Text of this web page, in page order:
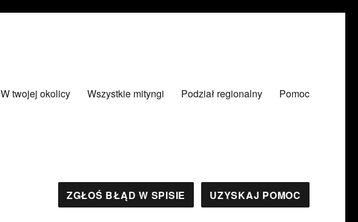
W twojej okolicy Wszystkie mityngi Podział regionalny Pomoc
ZGŁOŚ BŁĄD W SPISIE UZYSKAJ POMOC